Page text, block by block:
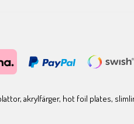
akrylfärger, hot foil plates,